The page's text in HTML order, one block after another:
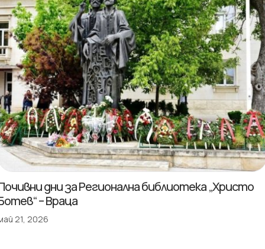
дни за Регионална библиотека „Христо
– Враца
21, 2026